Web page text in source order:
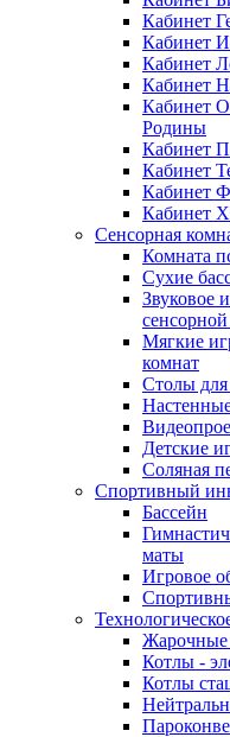
Кабинет
Кабинет
Кабинет
Кабинет
Кабинет
Родины
Кабинет
Кабинет
Кабинет
Кабинет
Сенсорная
Комната
Сухие
Звуковое
Мягкие
комнат
Столы для
Детские
Соляная
Спортивный
Бассейн
маты
Игровое
Жарочные
Котлы -
Котлы